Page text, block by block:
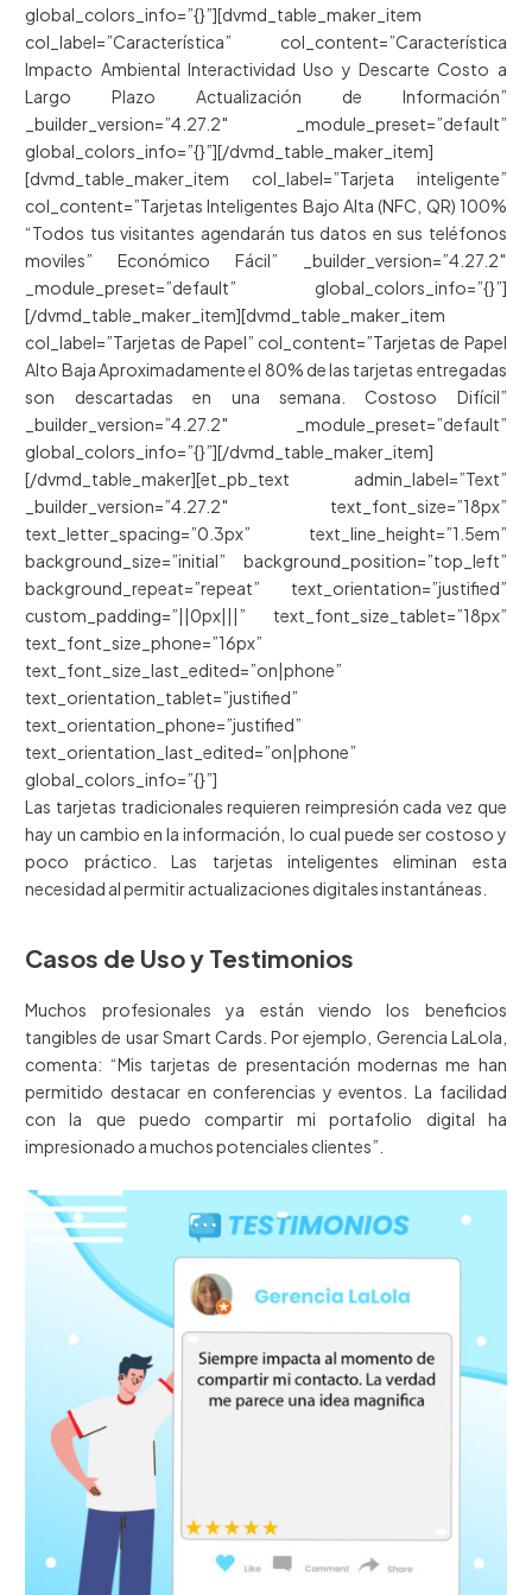
global_colors_info=”{}”][dvmd_table_maker_item
col_label=”Característica” col_content=”Característica
Impacto Ambiental Interactividad Uso y Descarte Costo a
Largo Plazo Actualización de Información”
_builder_version=”4.27.2″ _module_preset=”default”
global_colors_info=”{}”][/dvmd_table_maker_item]
[dvmd_table_maker_item col_label=”Tarjeta inteligente”
col_content=”Tarjetas Inteligentes Bajo Alta (NFC, QR) 100%
“Todos tus visitantes agendarán tus datos en sus teléfonos
moviles” Económico Fácil” _builder_version=”4.27.2″
_module_preset=”default” global_colors_info=”{}”]
[/dvmd_table_maker_item][dvmd_table_maker_item
col_label=”Tarjetas de Papel” col_content=”Tarjetas de Papel
Alto Baja Aproximadamente el 80% de las tarjetas entregadas
son descartadas en una semana. Costoso Difícil”
_builder_version=”4.27.2″ _module_preset=”default”
global_colors_info=”{}”][/dvmd_table_maker_item]
[/dvmd_table_maker][et_pb_text admin_label=”Text”
_builder_version=”4.27.2″ text_font_size=”18px”
text_letter_spacing=”0.3px” text_line_height=”1.5em”
background_size=”initial” background_position=”top_left”
background_repeat=”repeat” text_orientation=”justified”
custom_padding=”||0px|||” text_font_size_tablet=”18px”
text_font_size_phone=”16px”
text_font_size_last_edited=”on|phone”
text_orientation_tablet=”justified”
text_orientation_phone=”justified”
text_orientation_last_edited=”on|phone”
global_colors_info=”{}”]
Las tarjetas tradicionales requieren reimpresión cada vez que
hay un cambio en la información, lo cual puede ser costoso y
poco práctico. Las tarjetas inteligentes eliminan esta
necesidad al permitir actualizaciones digitales instantáneas.
Casos de Uso y Testimonios
Muchos profesionales ya están viendo los beneficios
tangibles de usar Smart Cards. Por ejemplo, Gerencia LaLola,
comenta: “Mis tarjetas de presentación modernas me han
permitido destacar en conferencias y eventos. La facilidad
con la que puedo compartir mi portafolio digital ha
impresionado a muchos potenciales clientes”.